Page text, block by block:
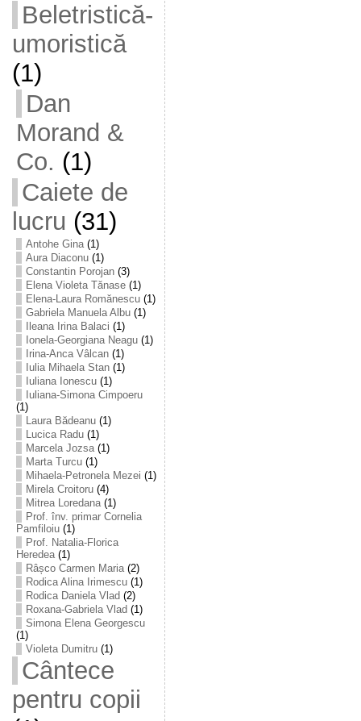
Beletristică-
umoristică
(1)
Dan
Morand &
Co. (1)
Caiete de
lucru (31)
Antohe Gina(1)
Aura Diaconu(1)
Constantin Porojan(3)
Elena Violeta Tănase(1)
Elena-Laura Romănescu(1)
Gabriela Manuela Albu(1)
Ileana Irina Balaci (1)
Ionela-Georgiana Neagu(1)
Irina-Anca Vâlcan(1)
Iulia Mihaela Stan(1)
Iuliana Ionescu(1)
Iuliana-Simona Cimpoeru
(1)
Laura Bădeanu(1)
Lucica Radu(1)
Marcela Jozsa(1)
Marta Turcu(1)
Mihaela-Petronela Mezei (1)
Mirela Croitoru(4)
Mitrea Loredana(1)
Prof. înv. primar Cornelia
Pamfiloiu(1)
Prof. Natalia-Florica
Heredea(1)
Râșco Carmen Maria(2)
Rodica Alina Irimescu(1)
Rodica Daniela Vlad (2)
Roxana-Gabriela Vlad (1)
Simona Elena Georgescu
(1)
Violeta Dumitru(1)
Cântece
pentru copii